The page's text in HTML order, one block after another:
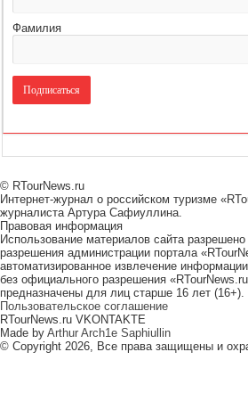
Фамилия
© RTourNews.ru
Интернет-журнал о российском туризме
журналиста Артура Сафиуллина.
Правовая информация
Использование материалов сайта
разрешения администрации портала
автоматизированное извлечение
без официального разрешения
предназначены для лиц старше 16 лет (16+).
Пользовательское соглашение
RTourNews.ru VKONTAKTE
Made by Arthur Arch1e Saphiullin
© Copyright 2026, Все права защищены и